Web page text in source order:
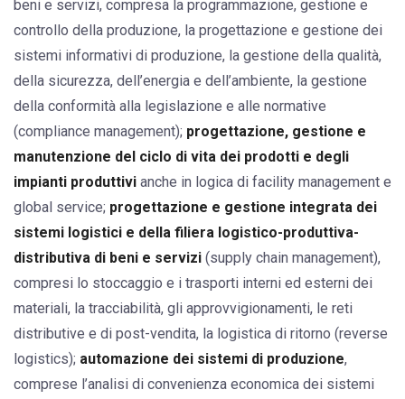
beni e servizi, compresa la programmazione, gestione e
controllo della produzione, la progettazione e gestione dei
sistemi informativi di produzione, la gestione della qualità,
della sicurezza, dell’energia e dell’ambiente, la gestione
della conformità alla legislazione e alle normative
(compliance management); progettazione, gestione e
manutenzione del ciclo di vita dei prodotti e degli
impianti produttivi anche in logica di facility management e
global service; progettazione e gestione integrata dei
sistemi logistici e della filiera logistico-produttiva-
distributiva di beni e servizi (supply chain management),
compresi lo stoccaggio e i trasporti interni ed esterni dei
materiali, la tracciabilità, gli approvvigionamenti, le reti
distributive e di post-vendita, la logistica di ritorno (reverse
logistics); automazione dei sistemi di produzione,
comprese l’analisi di convenienza economica dei sistemi